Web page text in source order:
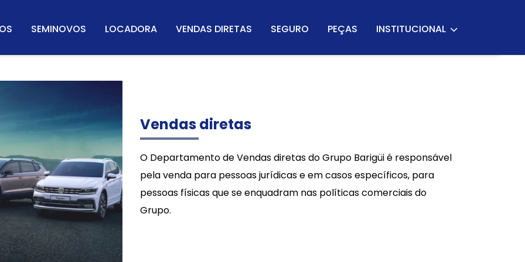
SEMINOVOS LOCADORA VENDAS DIRETAS SEGURO PEÇAS INSTITUCIONAL
Vendas diretas
O Departamento de Vendas diretas do Grupo Barigüi é responsável
pela venda para pessoas jurídicas e em casos específicos, para
pessoas físicas que se enquadram nas políticas comerciais do
Grupo.